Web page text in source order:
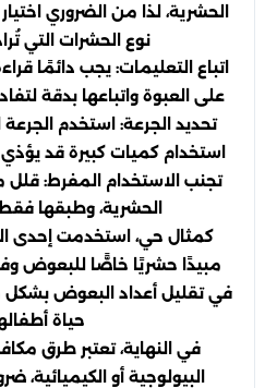
الحشرية، لذا من الضروري
نوع الحشرات التي
اتباع التعليمات: يجب دائمًا
على العبوة واتباعها بدقة
تحديد الجرعة: استخدم
استخدام كميات كبيرة قد
تجنب الاستخدام المفرط: قلل
الحشرية، وطبقها
كمثال حي، استخدمت إحدى
مبيدًا حشريًا خاصًّا للبعوض
في تقليل أعداد البعوض بشكل
حياة
في النهاية، تعتبر طرق
البيولوجية أو الكيميائية،